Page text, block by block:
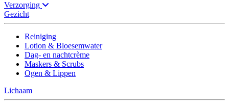
Verzorging
Gezicht
Reiniging
Lotion & Bloesemwater
Dag- en nachtcrème
Maskers & Scrubs
Ogen & Lippen
Lichaam